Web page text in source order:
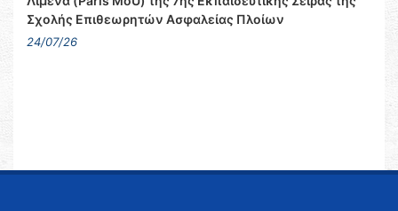
Σχολής Επιθεωρητών Ασφαλείας Πλοίων
24/07/26